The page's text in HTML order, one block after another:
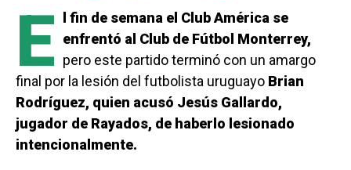
E
l fin de semana el Club América se
enfrentó al Club de Fútbol Monterrey,
pero este partido terminó con un amargo
final por la lesión del futbolista uruguayo Brian
Rodríguez, quien acusó Jesús Gallardo,
jugador de Rayados, de haberlo lesionado
intencionalmente.